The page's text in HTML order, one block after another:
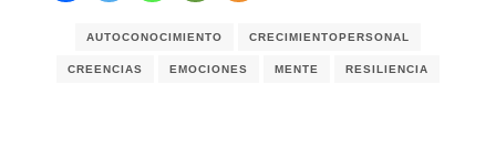
AUTOCONOCIMIENTO CRECIMIENTOPERSONAL
CREENCIAS EMOCIONES MENTE RESILIENCIA